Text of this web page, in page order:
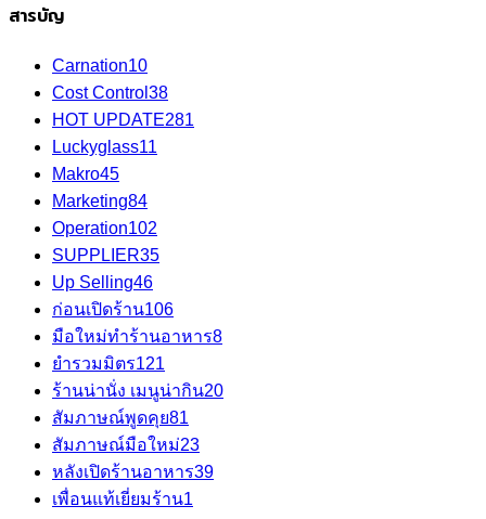
สารบัญ
Carnation10
Cost Control 38
HOT UPDATE281
Luckyglass11
Makro45
Marketing84
Operation102
SUPPLIER35
Up Selling46
ก่อนเปิดร้าน106
มือใหม่ทำร้านอาหาร8
ยำรวมมิตร121
ร้านน่านั่ง เมนูน่ากิน20
สัมภาษณ์พูดคุย81
สัมภาษณ์มือใหม่23
หลังเปิดร้านอาหาร39
เพื่อนแท้เยี่ยมร้าน1